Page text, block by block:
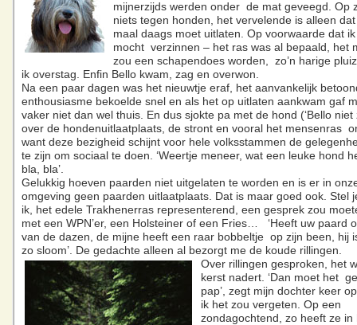
mijnerzijds werden onder de mat geveegd. Op
niets tegen honden, het vervelende is alleen
maal daags moet uitlaten. Op voorwaarde dat
mocht verzinnen – het ras was al bepaald, het
zou een schapendoes worden, zo’n harige
ik overstag. Enfin Bello kwam, zag en overwon.
Na een paar dagen was het nieuwtje eraf, het aanvankelijk
enthousiasme bekoelde snel en als het op uitlaten aankwam gaf
vaker niet dan wel thuis. En dus sjokte pa met de hond (‘Bello niet
over de hondenuitlaatplaats, de stront en vooral het mensenras
want deze bezigheid schijnt voor hele volksstammen de
te zijn om sociaal te doen. ‘Weertje meneer, wat een leuke hond
bla, bla’.
Gelukkig hoeven paarden niet uitgelaten te worden en is er in
omgeving geen paarden uitlaatplaats. Dat is maar goed ook. Stel
ik, het edele Trakhenerras representerend, een gesprek zou
met een WPN’er, een Holsteiner of een Fries… ‘Heeft uw paard
van de dazen, de mijne heeft een raar bobbeltje op zijn been, hij
zo sloom’. De gedachte alleen al bezorgt me de koude rillingen.
Over rillingen gesproken, het
kerst nadert. ‘Dan moet het
pap’, zegt mijn dochter keer
ik het zou vergeten. Op een
zondagochtend, zo heeft ze in